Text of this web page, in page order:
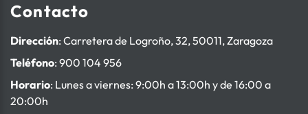
Contacto
Dirección: Carretera de Logroño, 32, 50011, Zaragoza
Teléfono: 900 104 956
Horario: Lunes a viernes: 9:00h a 13:00h y de 16:00 a
20:00h